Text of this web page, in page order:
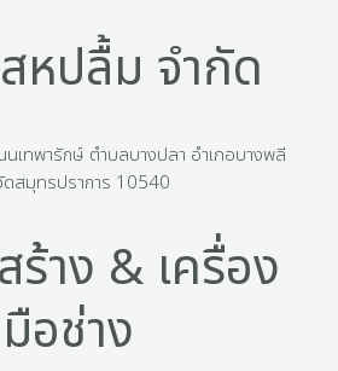
หปลื้ม จำกัด
เทพารักษ์ ตำบลบางปลา อำเภอบางพลี
ดสมุทรปราการ 10540
าง & เครื่อง
มือช่าง